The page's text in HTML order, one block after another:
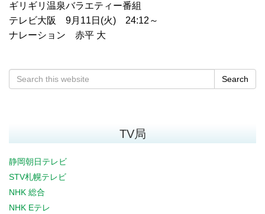
ギリギリ温泉バラエティー番組
テレビ大阪 9月11日(火) 24:12～
ナレーション 赤平 大
Search
TV局
静岡朝日テレビ
STV札幌テレビ
NHK 総合
NHK Eテレ